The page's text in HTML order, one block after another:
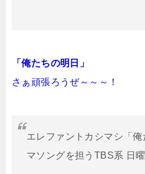
「俺たちの明日」
さぁ頑張ろうぜ～～～！
エレファントカシマシ「
マソングを担うTBS系 日